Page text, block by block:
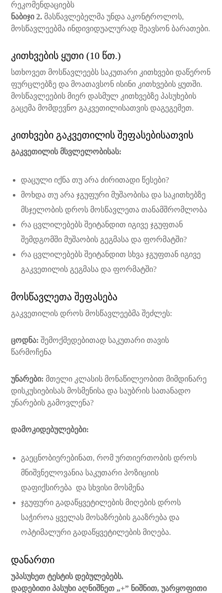
რეკომენდაციებს
ნაბიჯი 2. მასწავლებელმა უნდა აკონტროლოს,
მოსწავლეებმა ინდივიდუალურად შეავსონ ბარათები.
კითხვების ყუთი (10 წთ.)
სთხოვეთ მოსწავლეებს საკუთარი კითხვები დაწერონ
ფურცლებზე და მოათავსონ ისინი კითხვების ყუთში.
მოსწავლეების მიერ დასმულ კითხვებზე პასუხების
გაცემა მომდევნო გაკვეთილისათვის დაგეგემეთ.
კითხვები გაკვეთილის შეფასებისათვის
გაკვეთილის მსვლელობისას:
დაცული იქნა თუ არა ძირითადი წესები?
მოხდა თუ არა ჯგუფური მუშაობისა და საკითხებზე
მსჯელობის დროს მოსწავლეთა თანამშრომლობა
რა ცვლილებებს შეიტანდით იგივე ჯგუფთან
შემდგომში მუშაობის გეგმასა და ფორმატში?
რა ცვლილებებს შეიტანდით სხვა ჯგუფთან იგივე
გაკვეთილის გეგმასა და ფორმატში?
მოსწავლეთა შეფასება
გაკვეთილის დროს მოსწავლეებმა შეძლეს:
ცოდნა: შემოქმედებითად საკუთარი თავის
წარმოჩენა
უნარები:მთელი კლასის მონაწილეობით მიმდინარე
დისკუსიებისას მოსმენისა და საუბრის სათანადო
უნარების გამოვლენა?
დამოკიდებულებები:
გაეცნობიერებინათ, რომ ურთიერთობის დროს
მნიშვნელოვანია საკუთარი პოზიციის
დაფიქსირება და სხვისი მოსმენა
ჯგუფური გადაწყვეტილების მიღების დროს
საჭიროა ყველას მოსაზრების გააზრება და
ოპტიმალური გადაწყვეტილების მიღება.
დანართი
უპასუხეთ ტესტის დებულებებს.
დადებითი პასუხი აღნიშნეთ „+” ნიშნით, უარყოფითი